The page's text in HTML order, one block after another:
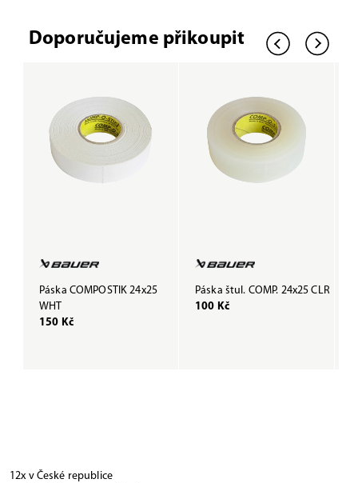
Doporučujeme přikoupit
Páska COMPOSTIK 24x25
WHT
150 Kč
Páska štul. COMP. 24x25 CLR
100 Kč
12x v České republice